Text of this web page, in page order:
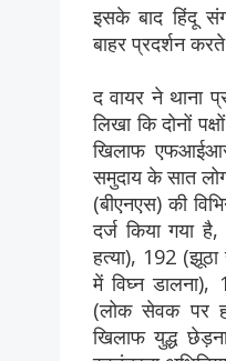
इसके बाद हिंदू
बाहर प्रदर्शन करते
द वायर ने थाना
लिखा कि दोनों
खिलाफ
समुदाय के सात
(बीएनएस) की
दर्ज किया गया
हत्या), 192 (झूठा
में विघ्न
(लोक सेवक पर
खिलाफ युद्ध